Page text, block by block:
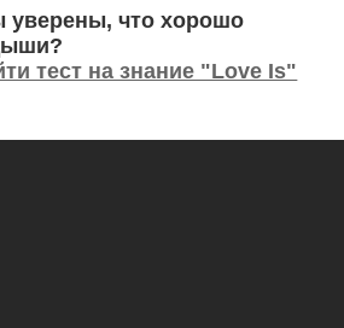
уверены, что хорошо
тест на знание "Love Is"